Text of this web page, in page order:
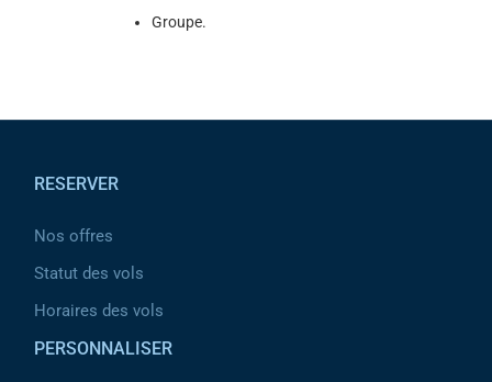
Groupe.
RESERVER
Nos offres
Statut des vols
Horaires des vols
PERSONNALISER